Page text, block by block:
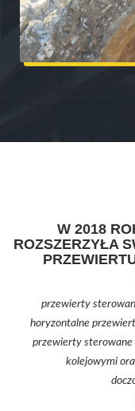
W 2018
ROZSZERZYŁA
przewierty
horyzontalne
przewierty sterowane
kolejowymi